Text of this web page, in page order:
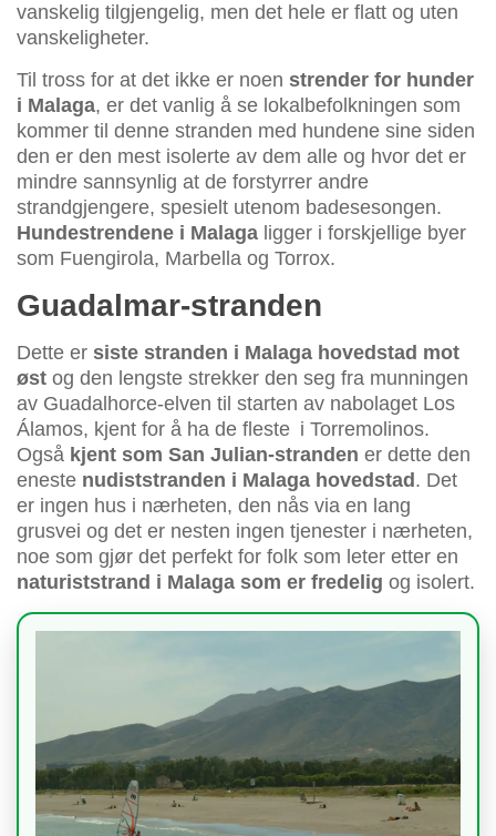
vanskelig tilgjengelig, men det hele er flatt og uten
vanskeligheter.
Til tross for at det ikke er noen strender for hunder
i Malaga, er det vanlig å se lokalbefolkningen som
kommer til denne stranden med hundene sine siden
den er den mest isolerte av dem alle og hvor det er
mindre sannsynlig at de forstyrrer andre
strandgjengere, spesielt utenom badesesongen.
Hundestrendene i Malaga ligger i forskjellige byer
som Fuengirola, Marbella og Torrox.
Guadalmar-stranden
Dette er siste stranden i Malaga hovedstad mot
øst og den lengste strekker den seg fra munningen
av Guadalhorce-elven til starten av nabolaget Los
Álamos, kjent for å ha de fleste i Torremolinos.
Også kjent som San Julian-stranden er dette den
eneste nudiststranden i Malaga hovedstad . Det
er ingen hus i nærheten, den nås via en lang
grusvei og det er nesten ingen tjenester i nærheten,
noe som gjør det perfekt for folk som leter etter en
naturiststrand i Malaga som er fredelig og isolert.